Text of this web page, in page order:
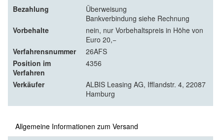
Bezahlung
Überweisung
Bankverbindung siehe Rechnung
Vorbehalte
nein, nur Vorbehaltspreis in Höhe von
Euro 20,−
Verfahrensnummer
26AFS
Position im
Verfahren
4356
Verkäufer
ALBIS Leasing AG, Ifflandstr. 4, 22087
Hamburg
Allgemeine Informationen zum Versand